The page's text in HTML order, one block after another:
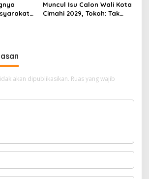
Muncul Isu Calon Wali Kota
Cimahi 2029, Tokoh: Tak
akan dipublikasikan. Ruas yang wajib